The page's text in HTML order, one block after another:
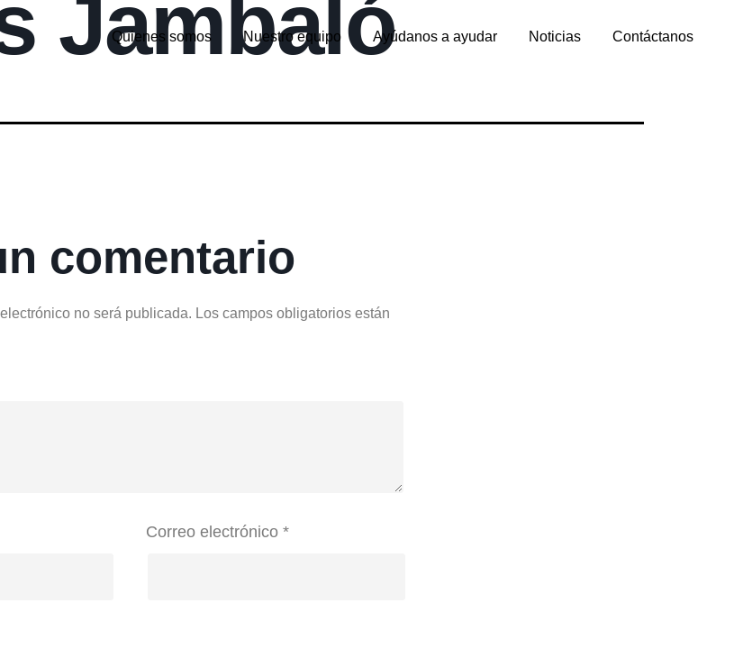
Quienes somos Nuestro equipo Ayúdanos a ayudar Noticias Contáctanos
Jambaló
comentario
no será publicada. Los campos obligatorios están
Correo electrónico *